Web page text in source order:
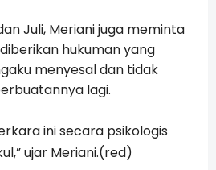
Juli, Meriani juga meminta
hukuman yang
menyesal dan tidak
lagi.
ini secara psikologis
ujar Meriani.(red)